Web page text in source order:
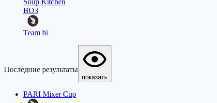
Soup Kitchen
BO3
Team hi
Последние результаты
показать
PARI Mixer Cup